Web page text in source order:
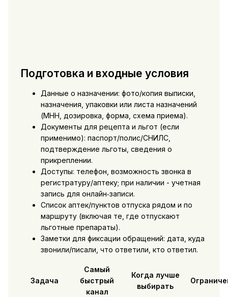
Подготовка и входные условия
Данные о назначении: фото/копия выписки,
назначения, упаковки или листа назначений
(МНН, дозировка, форма, схема приема).
Документы для рецепта и льгот (если
применимо): паспорт/полис/СНИЛС,
подтверждение льготы, сведения о
прикреплении.
Доступы: телефон, возможность звонка в
регистратуру/аптеку; при наличии - учетная
запись для онлайн‑записи.
Список аптек/пунктов отпуска рядом и по
маршруту (включая те, где отпускают
льготные препараты).
Заметки для фиксации обращений: дата, куда
звонили/писали, что ответили, кто ответил.
Задача
Самый
быстрый
канал
Когда лучше
выбирать